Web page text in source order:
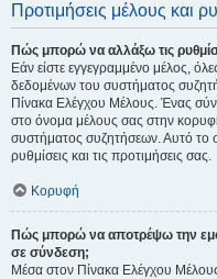
Προτιμήσεις μέλους και
Πώς μπορώ να αλλάξω τις
Εάν είστε εγγεγραμμένο μέλος,
δεδομένων του συστήματος
Πίνακα Ελέγχου Μέλους. Ένας
στο όνομα μέλους σας στην
συστήματος συζητήσεων. Αυτό το
ρυθμίσεις και τις προτιμήσεις σας.
Κορυφή
Πώς μπορώ να αποτρέψω την
σε σύνδεση;
Μέσα στον Πίνακα Ελέγχου